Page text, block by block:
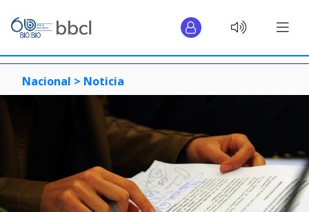
Nacional > Noticia